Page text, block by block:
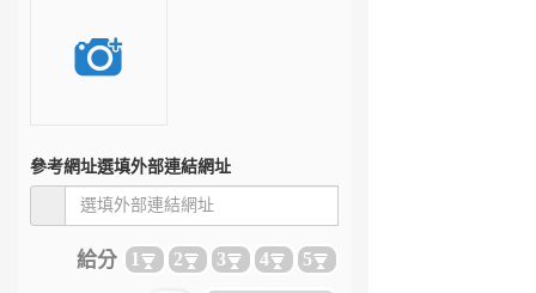
參考網址選填外部連結網址
給分 1 2 3 4 5